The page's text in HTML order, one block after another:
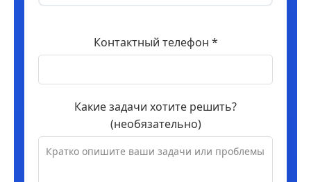
Контактный телефон *
Какие задачи хотите решить?
(необязательно)